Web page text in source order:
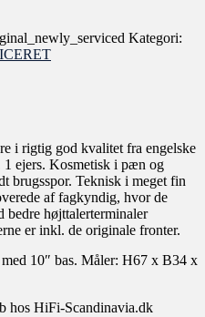
Kategori:
i rigtig god kvalitet fra engelske
ejers. Kosmetisk i pæn og
brugsspor. Teknisk i meget fin
af fagkyndig, hvor de
bedre højttalerterminaler
er inkl. de originale fronter.
10″ bas. Måler: H67 x B34 x
hos HiFi-Scandinavia.dk